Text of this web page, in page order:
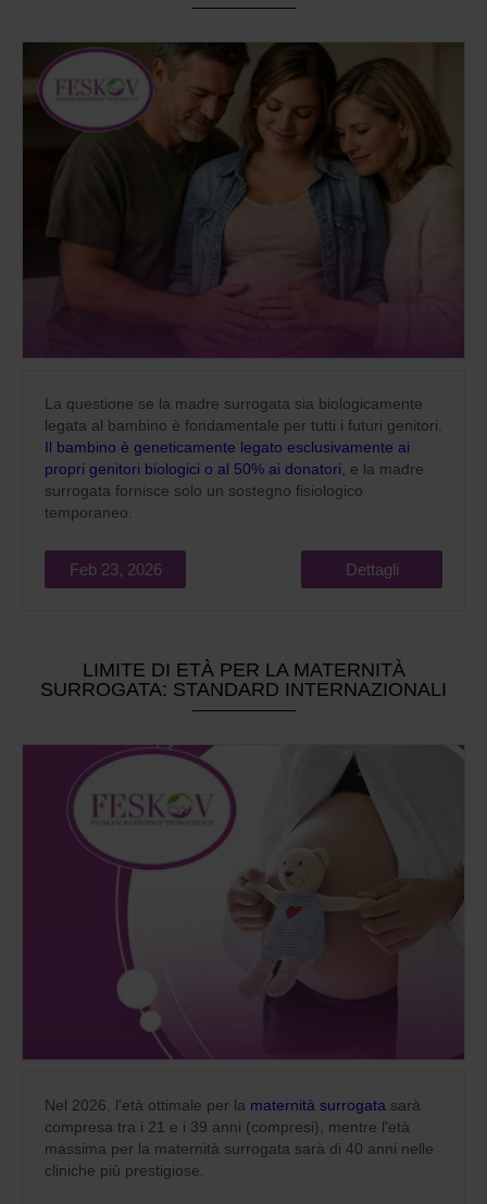
La questione se la madre surrogata sia biologicamente
legata al bambino è fondamentale per tutti i futuri genitori.
Il bambino è geneticamente legato esclusivamente ai
propri genitori biologici o al 50% ai donatori , e la madre
surrogata fornisce solo un sostegno fisiologico
temporaneo.
Feb 23, 2026 Dettagli
LIMITE DI ETÀ PER LA MATERNITÀ
SURROGATA: STANDARD INTERNAZIONALI
Nel 2026, l'età ottimale per la maternità surrogata sarà
compresa tra i 21 e i 39 anni (compresi), mentre l'età
massima per la maternità surrogata sarà di 40 anni nelle
cliniche più prestigiose.